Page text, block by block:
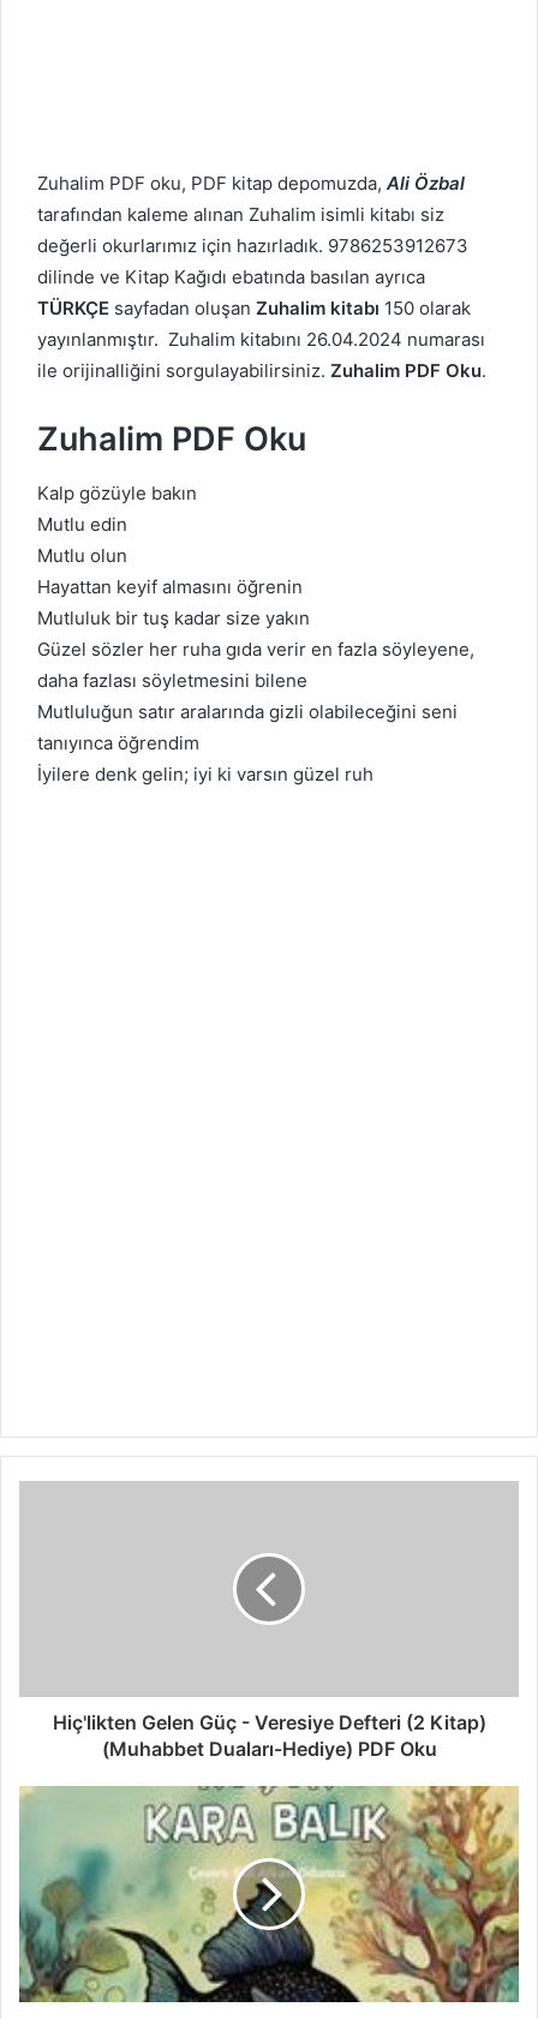
Zuhalim PDF oku, PDF kitap depomuzda, Ali Özbal
tarafından kaleme alınan Zuhalim isimli kitabı siz
değerli okurlarımız için hazırladık. 9786253912673
dilinde ve Kitap Kağıdı ebatında basılan ayrıca
TÜRKÇE sayfadan oluşan Zuhalim kitabı 150 olarak
yayınlanmıştır. Zuhalim kitabını 26.04.2024 numarası
ile orijinalliğini sorgulayabilirsiniz. Zuhalim PDF Oku.
Zuhalim PDF Oku
Kalp gözüyle bakın
Mutlu edin
Mutlu olun
Hayattan keyif almasını öğrenin
Mutluluk bir tuş kadar size yakın
Güzel sözler her ruha gıda verir en fazla söyleyene,
daha fazlası söyletmesini bilene
Mutluluğun satır aralarında gizli olabileceğini seni
tanıyınca öğrendim
İyilere denk gelin; iyi ki varsın güzel ruh
Hiç'likten Gelen Güç - Veresiye Defteri (2 Kitap)
(Muhabbet Duaları-Hediye) PDF Oku